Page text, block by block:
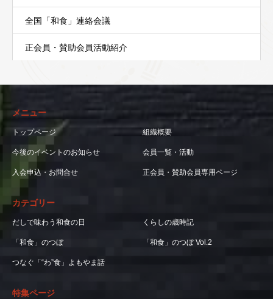
全国「和食」連絡会議
正会員・賛助会員活動紹介
メニュー
トップページ 組織概要
今後のイベントのお知らせ 会員一覧・活動
入会申込・お問合せ 正会員・賛助会員専用ページ
カテゴリー
だしで味わう和食の日 くらしの歳時記
「和食」のつぼ 「和食」のつぼ Vol.2
つなぐ「“わ”食」よもやま話
特集ページ